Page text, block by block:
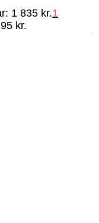
1 835 kr.1
kr.